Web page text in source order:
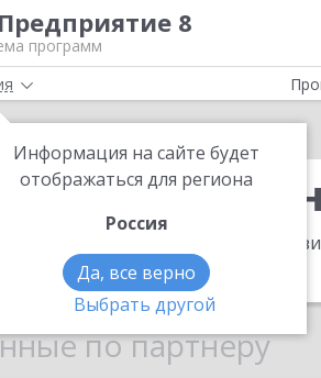
8
программ
Информация на сайте будет
отображаться для региона
Россия
Да, все верно
Выбрать другой
Аба
141195, Московская обл,
Телефон: 798-8407
по партнеру